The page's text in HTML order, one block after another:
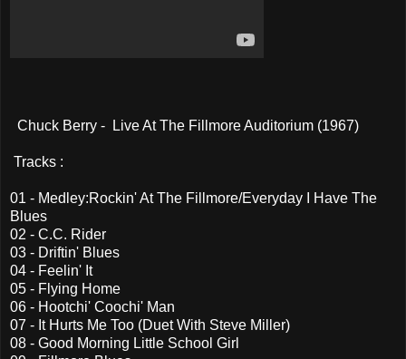
Chuck Berry - Live At The Fillmore Auditorium (1967)
Tracks :
01 - Medley:Rockin' At The Fillmore/Everyday I Have The
Blues
02 - C.C. Rider
03 - Driftin' Blues
04 - Feelin' It
05 - Flying Home
06 - Hootchi' Coochi' Man
07 - It Hurts Me Too (Duet With Steve Miller)
08 - Good Morning Little School Girl